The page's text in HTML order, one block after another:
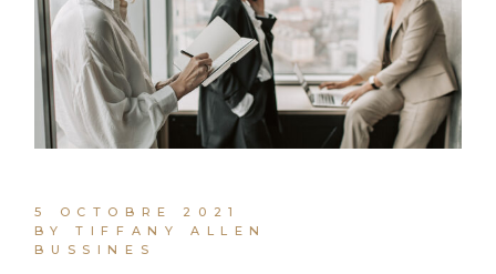
5 OCTOBRE 2021
BY TIFFANY ALLEN
BUSSINES